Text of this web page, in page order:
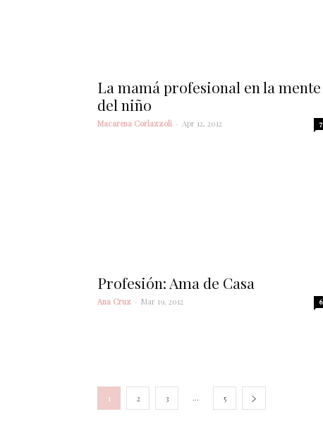
La mamá profesional en la mente
del niño
Macarena Corlazzoli - Apr 12, 2012 7
Profesión: Ama de Casa
Ana Cruz - Mar 19, 2012 6
1 2 3 ... 5